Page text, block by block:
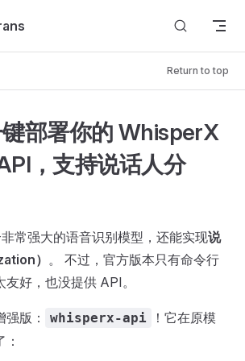
Return to top
部署你的 WhisperX
，支持说话人分
常强大的语音识别模型，还能实现说
） 。 不过，官方版本只有命令行
好，也没提供 API。
版： whisperx-api
！它在原模